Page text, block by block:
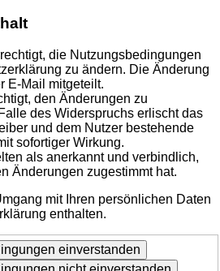
die Nutzungsbedingungen
zu ändern. Die Änderung
E-Mail mitgeteilt.
den Änderungen zu
des Widerspruchs erlischt das
und dem Nutzer bestehende
sofortiger Wirkung.
als anerkannt und verbindlich,
Änderungen zugestimmt hat.
mit Ihren persönlichen Daten
enthalten.